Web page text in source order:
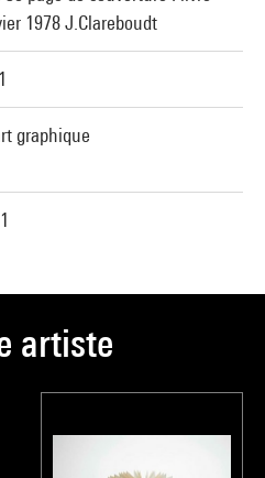
1978 J.Clareboudt
graphique
artiste